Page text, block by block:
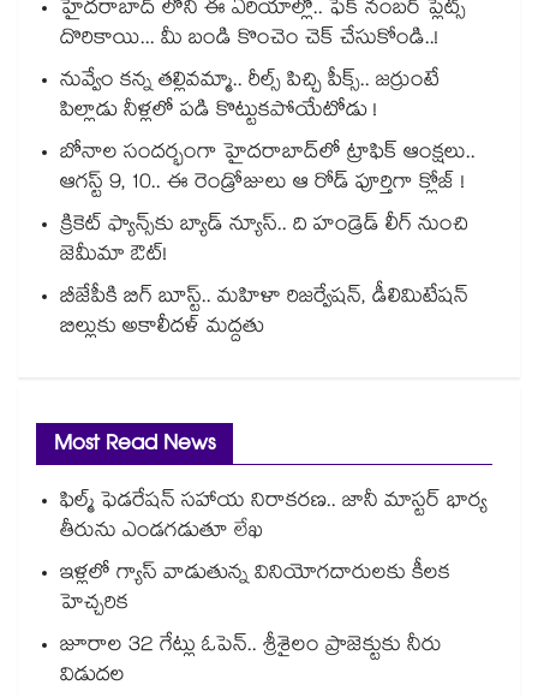
హైదరాబాద్ లోని ఈ ఏరియాల్లో.. ఫేక్ నంబర్ ప్లేట్స్
దొరికాయి... మీ బండి కొంచెం చెక్ చేసుకోండి..!
నువ్వేం కన్న తల్లివమ్మా.. రీల్స్ పిచ్చి పీక్స్.. జర్రుంటే
పిల్లాడు నీళ్లలో పడి కొట్టుకపోయేటోడు !
బోనాల సందర్భంగా హైదరాబాద్‌లో ట్రాఫిక్ ఆంక్షలు..
ఆగస్ట్ 9, 10.. ఈ రెండ్రోజులు ఆ రోడ్ పూర్తిగా క్లోజ్ !
క్రికెట్ ఫ్యాన్స్‌కు బ్యాడ్ న్యూస్.. ది హండ్రెడ్ లీగ్ నుంచి
జెమీమా ఔట్!
బీజేపీకి బిగ్ బూస్ట్.. మహిళా రిజర్వేషన్, డీలిమిటేషన్
బిల్లుకు అకాలీదళ్ మద్దతు
Most Read News
ఫిల్మ్ ఫెడరేషన్ సహాయ నిరాకరణ.. జానీ మాస్టర్ భార్య
తీరును ఎండగడుతూ లేఖ
ఇళ్లలో గ్యాస్ వాడుతున్న వినియోగదారులకు కీలక
హెచ్చరిక
జూరాల 32 గేట్లు ఓపెన్.. శ్రీశైలం ప్రాజెక్టుకు నీరు
విడుదల